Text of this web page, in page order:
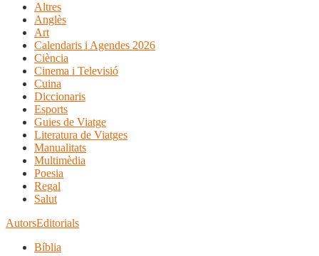
Altres
Anglès
Art
Calendaris i Agendes 2026
Ciència
Cinema i Televisió
Cuina
Diccionaris
Esports
Guies de Viatge
Literatura de Viatges
Manualitats
Multimèdia
Poesia
Regal
Salut
AutorsEditorials
Bíblia